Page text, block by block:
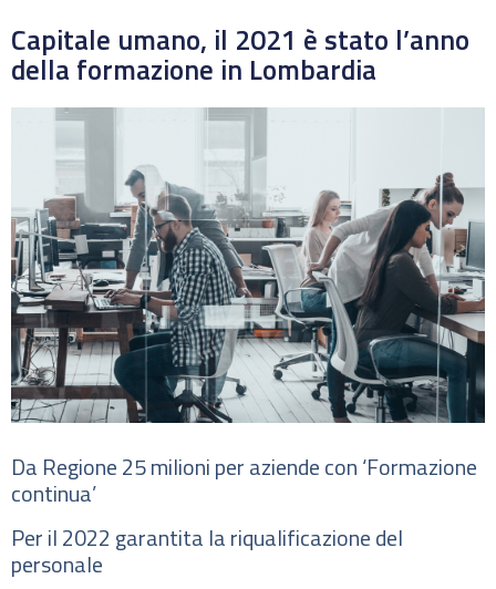
Capitale umano, il 2021 è stato l’anno
della formazione in Lombardia
Da Regione 25 milioni per aziende con ‘Formazione
continua’
Per il 2022 garantita la riqualificazione del
personale